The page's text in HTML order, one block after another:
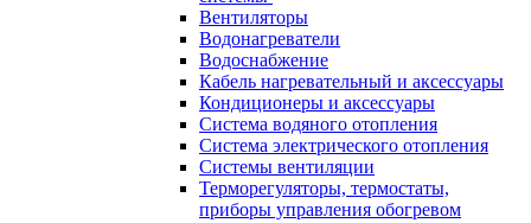
Вентиляторы
Водонагреватели
Водоснабжение
Кабель нагревательный и аксессуары
Кондиционеры и аксессуары
Система водяного отопления
Система электрического отопления
Системы вентиляции
Терморегуляторы, термостаты,
приборы управления обогревом